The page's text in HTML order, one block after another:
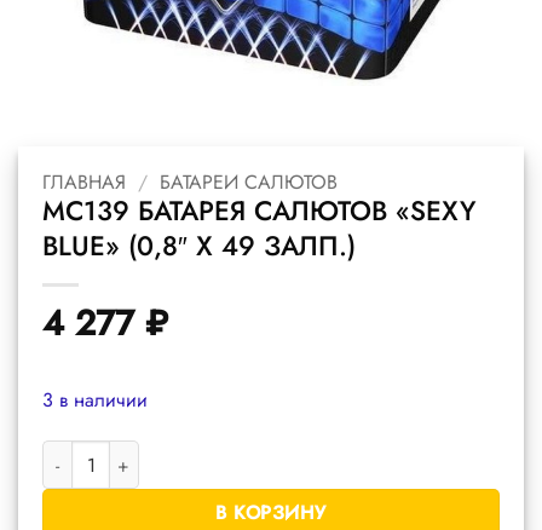
ГЛАВНАЯ / БАТАРЕИ САЛЮТОВ
MC139 БАТАРЕЯ САЛЮТОВ «SEXY
BLUE» (0,8″ Х 49 ЗАЛП.)
4 277₽
3 в наличии
Количество товара MC139 батарея салютов "Sexy Blue" (0,8"
В КОРЗИНУ